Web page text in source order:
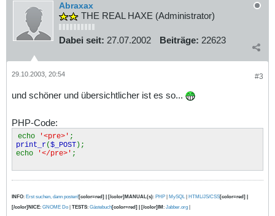
Abraxax
THE REAL HAXE (Administrator)
Dabei seit: 27.07.2002 Beiträge: 22623
#3
29.10.2003, 20:54
und schöner und übersichtlicher ist es so...
PHP-Code:
echo '<pre>' ;
print_r($_POST);
echo
'</pre>' ;
INFO: Erst suchen, dann posten![color=red] | [/color]MANUAL(s): PHP | MySQL | HTML/JS/CSS[color=red] |
[/color]NICE: GNOME Do | TESTS: Gästebuch[color=red] | [/color]IM: Jabber.org |